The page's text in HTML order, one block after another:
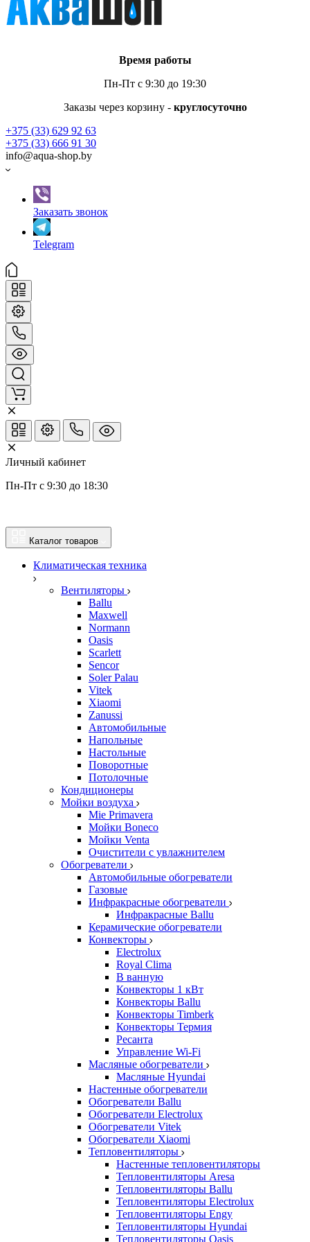
Время работы
Пн-Пт с 9:30 до 19:30
Заказы через корзину - круглосуточно
+375 (33) 629 92 63
+375 (33) 666 91 30
info@aqua-shop.by
Заказать звонок
Telegram
Личный кабинет
Пн-Пт с 9:30 до 18:30
Каталог товаров
Климатическая техника
Вентиляторы
Ballu
Maxwell
Normann
Oasis
Scarlett
Sencor
Soler Palau
Vitek
Xiaomi
Zanussi
Автомобильные
Напольные
Настольные
Поворотные
Потолочные
Кондиционеры
Мойки воздуха
Mie Primavera
Мойки Boneco
Мойки Venta
Очистители с увлажнителем
Обогреватели
Автомобильные обогреватели
Газовые
Инфракрасные обогреватели
Инфракрасные Ballu
Керамические обогреватели
Конвекторы
Electrolux
Royal Clima
В ванную
Конвекторы 1 кВт
Конвекторы Ballu
Конвекторы Timberk
Конвекторы Термия
Ресанта
Управление Wi-Fi
Масляные обогреватели
Масляные Hyundai
Настенные обогреватели
Обогреватели Ballu
Обогреватели Electrolux
Обогреватели Vitek
Обогреватели Xiaomi
Тепловентиляторы
Настенные тепловентиляторы
Тепловентиляторы Aresa
Тепловентиляторы Ballu
Тепловентиляторы Electrolux
Тепловентиляторы Engy
Тепловентиляторы Hyundai
Тепловентиляторы Oasis